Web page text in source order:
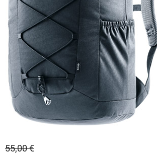
55,00 €